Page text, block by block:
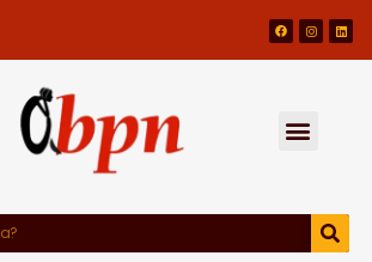
Ferramentas